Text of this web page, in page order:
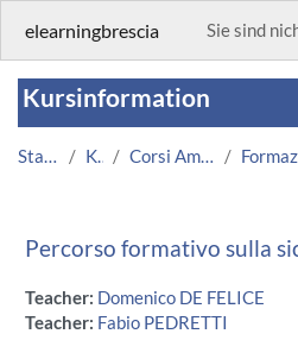
elearningbrescia Sie sind
Kursinformation
Startseite Kurse Corsi Amministrazione
Percorso formativo sulla
Teacher: Domenico DE FELICE
Teacher: Fabio PEDRETTI